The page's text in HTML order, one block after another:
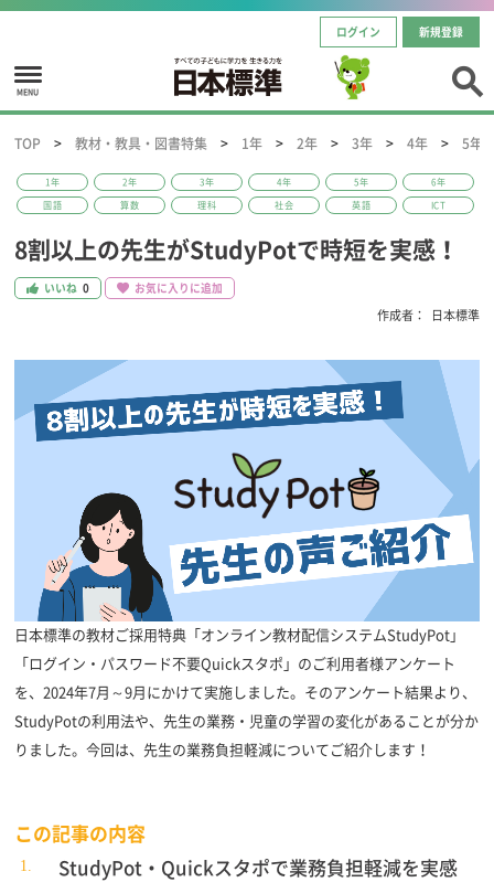
ログイン 新規登録
MENU
TOP 教材・教具・図書特集 1年 2年 3年 4年 5年
8割以上の先生がStudyPotで時短を実感！
1年 2年 3年 4年 5年 6年
国語 算数 理科 社会 英語 ICT
いいね 0 お気に入りに追加
作成者： 日本標準
日本標準の教材ご採用特典「オンライン教材配信システムStudyPot」
「ログイン・パスワード不要Quickスタポ」のご利用者様アンケート
を、2024年7月～9月にかけて実施しました。そのアンケート結果より、
StudyPotの利用法や、先生の業務・児童の学習の変化があることが分か
りました。今回は、先生の業務負担軽減についてご紹介します！
この記事の内容
StudyPot・Quickスタポで業務負担軽減を実感